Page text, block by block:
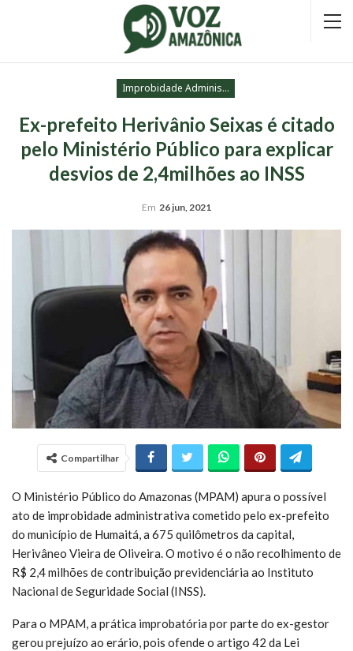
Improbidade Administrativa
Ex-prefeito Herivânio Seixas é citado
pelo Ministério Público para explicar
desvios de 2,4milhões ao INSS
Em 26 jun, 2021
Compartilhar
O Ministério Público do Amazonas (MPAM) apura o possível
ato de improbidade administrativa cometido pelo ex-prefeito
do município de Humaitá, a 675 quilômetros da capital,
Herivâneo Vieira de Oliveira. O motivo é o não recolhimento de
R$ 2,4 milhões de contribuição previdenciária ao Instituto
Nacional de Seguridade Social (INSS).
Para o MPAM, a prática improbatória por parte do ex-gestor
gerou prejuízo ao erário, pois ofende o artigo 42 da Lei